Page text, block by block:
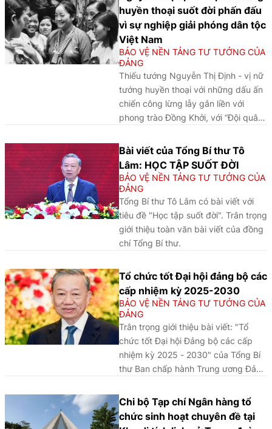
huyền thoại suốt đời phấn đấu
vì sự nghiệp giải phóng dân tộc
Việt Nam
BẢO VỆ NỀN TẢNG TƯ TƯỞNG CỦA
ĐẢNG
Thiếu tướng Nguyễn Thị Định - vị nữ
tướng huyền thoại với những dấu ấn
chiến công lừng lẫy gắn liền với
phong trào Đồng Khởi, với “Đội quân
bằng “Ba mũi giáp công”, vị thuyền
trưởng chỉ huy tàu “không số” đầu
tiên chở 12 tấn vũ khí từ miền Bắc để
chi viện cho chiến trường miền Nam,
góp phần quan trọng vào công cuộc
giải phóng đất nước, giải phóng dân
tộc…, tên tuổi và sự nghiệp của bà
luôn sống mãi trong lòng nhân dân
Bài viết của Tổng Bí thư Tô
Lâm: HỌC TẬP SUỐT ĐỜI
BẢO VỆ NỀN TẢNG TƯ TƯỞNG CỦA
ĐẢNG
Tổng Bí thư Tô Lâm có bài viết với
tiêu đề "Học tập suốt đời". Trân trọng
giới thiệu toàn văn bài viết của đồng
chí Tổng Bí thư.
Tổ chức tốt Đại hội đảng bộ các
cấp nhiệm kỳ 2025-2030
BẢO VỆ NỀN TẢNG TƯ TƯỞNG CỦA
ĐẢNG
Trân trọng giới thiệu bài viết: "Tổ
chức tốt Đại hội Đảng bộ các cấp
nhiệm kỳ 2025 - 2030" của Tổng Bí
thư Ban chấp hành Trung ương Đảng
Chi bộ Tạp chí Ngân hàng tổ
chức sinh hoạt chuyên đề tại